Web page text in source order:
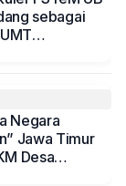
sebagai
Negara
Jawa Timur
Desa
Digital”